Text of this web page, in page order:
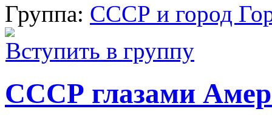
Группа: СССР и город
Вступить в группу
СССР глазами